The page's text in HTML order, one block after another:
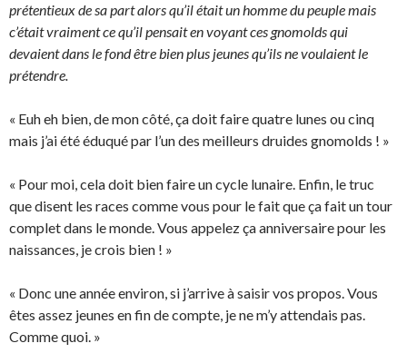
prétentieux de sa part alors qu’il était un homme du peuple mais
c’était vraiment ce qu’il pensait en voyant ces gnomolds qui
devaient dans le fond être bien plus jeunes qu’ils ne voulaient le
prétendre.
« Euh eh bien, de mon côté, ça doit faire quatre lunes ou cinq
mais j’ai été éduqué par l’un des meilleurs druides gnomolds ! »
« Pour moi, cela doit bien faire un cycle lunaire. Enfin, le truc
que disent les races comme vous pour le fait que ça fait un tour
complet dans le monde. Vous appelez ça anniversaire pour les
naissances, je crois bien ! »
« Donc une année environ, si j’arrive à saisir vos propos. Vous
êtes assez jeunes en fin de compte, je ne m’y attendais pas.
Comme quoi. »